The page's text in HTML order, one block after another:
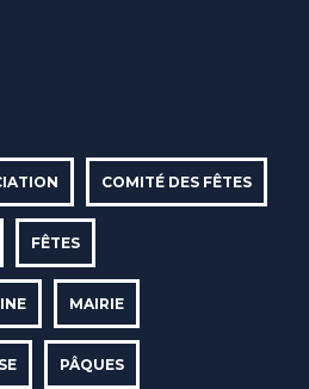
COMITÉ DES FÊTES
FÊTES
MAIRIE
PÂQUES